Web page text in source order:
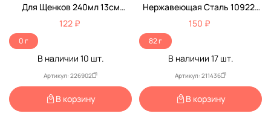
Для Щенков 240мл 13см
Амш13
122 ₽
0 г
В наличии 10 шт.
Артикул: 226902
В корзину
Нержавеющая Сталь 10922-
2329 82г 19/12см/4см
150 ₽
82 г
В наличии 17шт.
Артикул: 211436
В корзину